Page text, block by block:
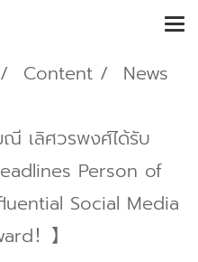
Content
News
เลิศวรพงศ์ได้รับ
Person of
Social Media
！】